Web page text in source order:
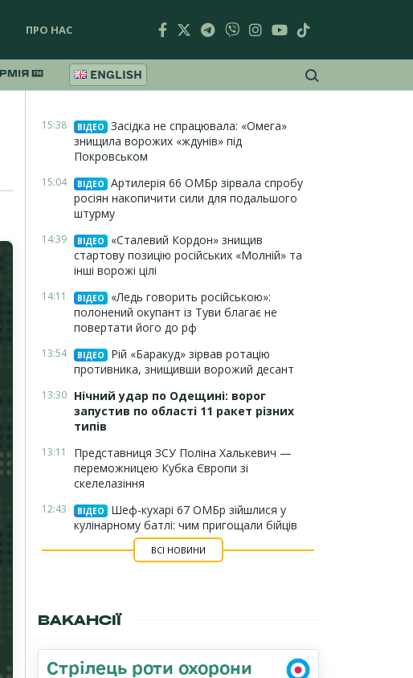
ПРО НАС
ENGLISH
15:38 ВІДЕО
Засідка не спрацювала: «Омега»
знищила ворожих «ждунів» під
Покровськом
15:04 ВІДЕО
Артилерія 66 ОМБр зірвала спробу
росіян накопичити сили для подальшого
штурму
14:39 ВІДЕО
«Сталевий Кордон» знищив
стартову позицію російських «Молній» та
інші ворожі цілі
14:11 ВІДЕО
«Ледь говорить російською»:
полонений окупант із Туви благає не
повертати його до рф
13:54 ВІДЕО
Рій «Баракуд» зірвав ротацію
противника, знищивши ворожий десант
13:30 Нічний удар по Одещині: ворог
запустив по області 11 ракет різних
типів
13:11
Представниця ЗСУ Поліна Халькевич —
переможницею Кубка Європи зі
скелелазіння
12:43 ВІДЕО
Шеф-кухарі 67 ОМБр зійшлися у
кулінарному батлі: чим пригощали бійців
ВСІ НОВИНИ
ВАКАНСІЇ
Стрілець роти охорони